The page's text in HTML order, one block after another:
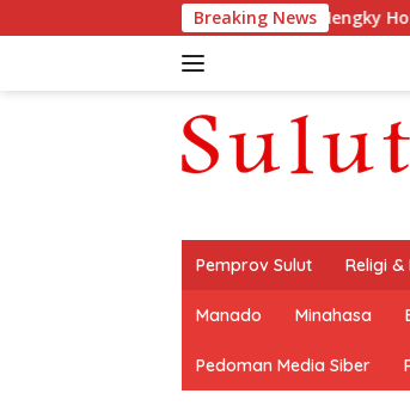
ke
Breaking News
Hengky Honandar & Ketua TP
Pemprov Sulut Religi &
Manado Minahasa
Pedoman Media Siber